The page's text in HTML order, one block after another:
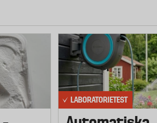
LABORATORIETEST